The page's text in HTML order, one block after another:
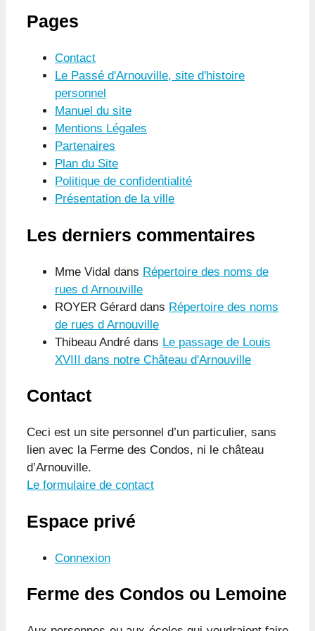
Pages
Contact
Le Passé d'Arnouville, site d'histoire
personnel
Manuel du site
Mentions Légales
Partenaires
Plan du Site
Politique de confidentialité
Présentation de la ville
Les derniers commentaires
Mme Vidal dans Répertoire des noms de
rues d Arnouville
ROYER Gérard dans Répertoire des noms
de rues d Arnouville
Thibeau André dans Le passage de Louis
XVIII dans notre Château d'Arnouville
Contact
Ceci est un site personnel d’un particulier, sans
lien avec la Ferme des Condos, ni le château
d’Arnouville.
Le formulaire de contact
Espace privé
Connexion
Ferme des Condos ou Lemoine